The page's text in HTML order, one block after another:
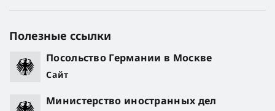
Полезные ссылки
Посольство Германии в Москве
Сайт
Министерство иностранных дел